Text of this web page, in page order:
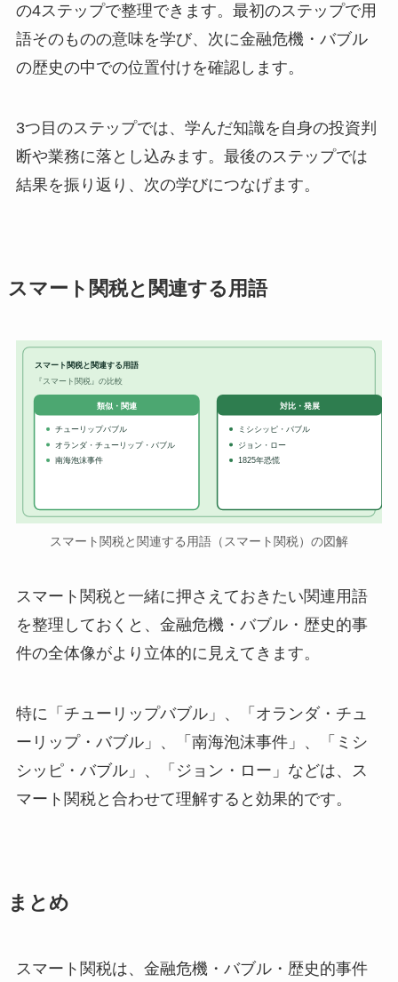
の4ステップで整理できます。最初のステップで用
語そのものの意味を学び、次に金融危機・バブル
の歴史の中での位置付けを確認します。
3つ目のステップでは、学んだ知識を自身の投資判
断や業務に落とし込みます。最後のステップでは
結果を振り返り、次の学びにつなげます。
スマート関税と関連する用語
スマート関税と関連する用語
『スマート関税』の比較
類似・関連
チューリップバブル
オランダ・チューリップ・バブル
南海泡沫事件
対比・発展
ミシシッピ・バブル
ジョン・ロー
1825年恐慌
スマート関税と関連する用語（スマート関税）の図解
スマート関税と一緒に押さえておきたい関連用語
を整理しておくと、金融危機・バブル・歴史的事
件の全体像がより立体的に見えてきます。
特に「チューリップバブル」、「オランダ・チュ
ーリップ・バブル」、「南海泡沫事件」、「ミシ
シッピ・バブル」、「ジョン・ロー」などは、ス
マート関税と合わせて理解すると効果的です。
まとめ
スマート関税は、金融危機・バブル・歴史的事件